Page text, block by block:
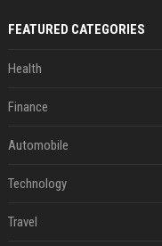
FEATURED CATEGORIES
Health
Finance
Automobile
Technology
Travel